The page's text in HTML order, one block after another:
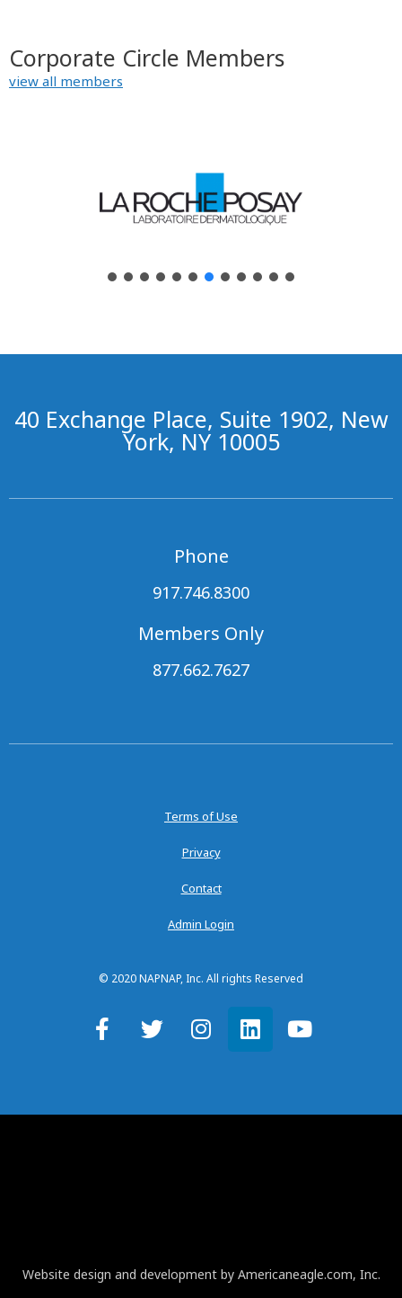
Corporate Circle Members
view all members
40 Exchange Place, Suite 1902, New
York, NY 10005
Phone
917.746.8300
Members Only
877.662.7627
Terms of Use
Privacy
Contact
Admin Login
© 2020 NAPNAP, Inc. All rights Reserved
Website design and development by Americaneagle.com, Inc.